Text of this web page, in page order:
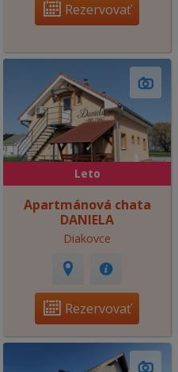
Rezervovať
Leto
Apartmánová chata
DANIELA
Diakovce
Rezervovať